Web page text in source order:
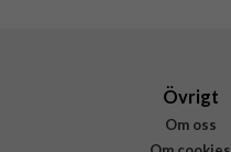
Övrigt
Om oss